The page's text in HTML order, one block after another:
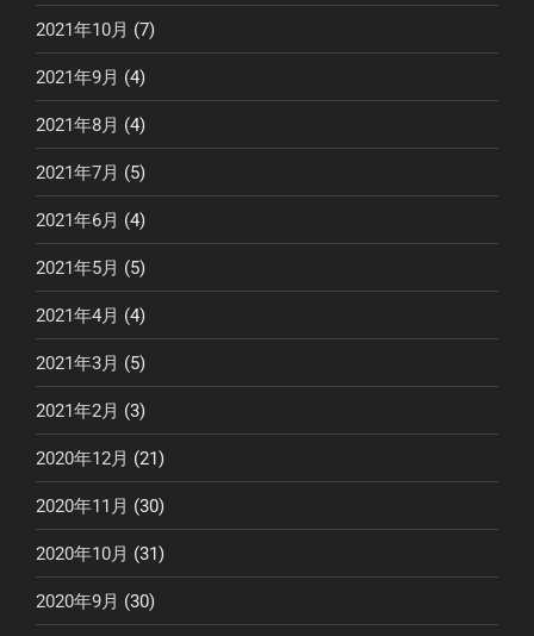
2021年10月 (7)
2021年9月 (4)
2021年8月 (4)
2021年7月 (5)
2021年6月 (4)
2021年5月 (5)
2021年4月 (4)
2021年3月 (5)
2021年2月 (3)
2020年12月 (21)
2020年11月 (30)
2020年10月 (31)
2020年9月 (30)